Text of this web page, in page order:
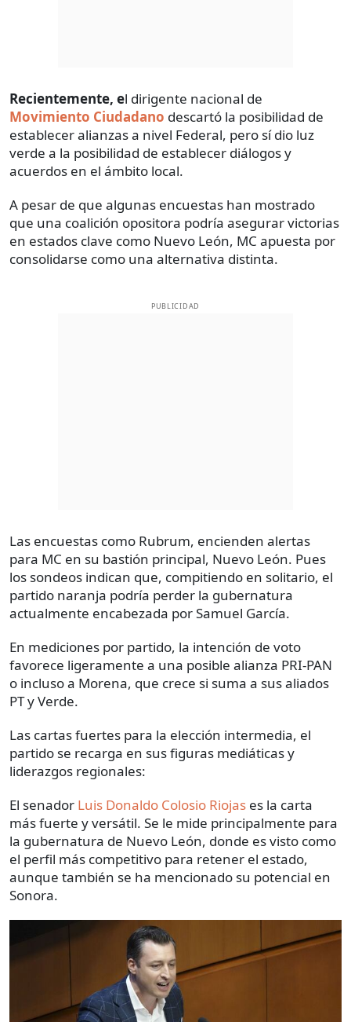
Recientemente, el dirigente nacional de
Movimiento Ciudadano descartó la posibilidad de
establecer alianzas a nivel Federal, pero sí dio luz
verde a la posibilidad de establecer diálogos y
acuerdos en el ámbito local.
A pesar de que algunas encuestas han mostrado
que una coalición opositora podría asegurar victorias
en estados clave como Nuevo León, MC apuesta por
consolidarse como una alternativa distinta.
PUBLICIDAD
Las encuestas como Rubrum, encienden alertas
para MC en su bastión principal, Nuevo León. Pues
los sondeos indican que, compitiendo en solitario, el
partido naranja podría perder la gubernatura
actualmente encabezada por Samuel García.
En mediciones por partido, la intención de voto
favorece ligeramente a una posible alianza PRI-PAN
o incluso a Morena, que crece si suma a sus aliados
PT y Verde.
Las cartas fuertes para la elección intermedia, el
partido se recarga en sus figuras mediáticas y
liderazgos regionales:
El senador Luis Donaldo Colosio Riojas es la carta
más fuerte y versátil. Se le mide principalmente para
la gubernatura de Nuevo León, donde es visto como
el perfil más competitivo para retener el estado,
aunque también se ha mencionado su potencial en
Sonora.